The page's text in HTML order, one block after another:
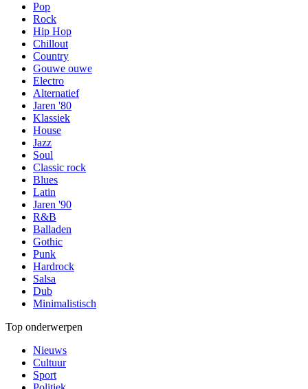
Pop
Rock
Hip Hop
Chillout
Country
Gouwe ouwe
Electro
Alternatief
Jaren '80
Klassiek
House
Jazz
Soul
Classic rock
Blues
Latin
Jaren '90
R&B
Balladen
Gothic
Punk
Hardrock
Salsa
Dub
Minimalistisch
Top onderwerpen
Nieuws
Cultuur
Sport